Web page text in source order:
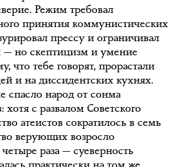
Режим требовал
принятия коммунистических
прессу и ограничивал
— но скептицизм и умение
что тебе говорят, прорастали
и на диссидентских кухнях.
спасло народ от сонма
хотя с развалом Советского
атеистов сократилось в семь
верующих возросло
раза — суеверность